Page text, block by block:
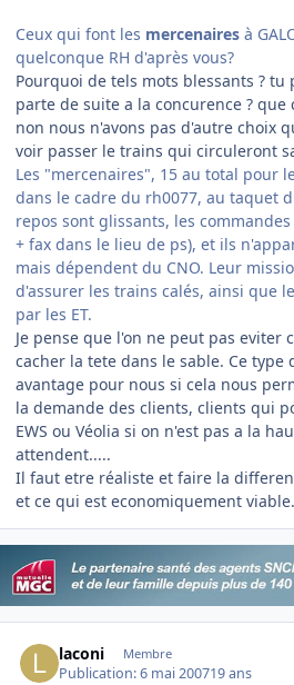
Ceux qui font les mercenaires à
quelconque RH d'après vous?
Pourquoi de tels mots blessants ?
parte de suite a la concurence ? que
non nous n'avons pas d'autre choix
voir passer le trains qui circuleront
Les "mercenaires", 15 au total pour
dans le cadre du rh0077, au taquet
repos sont glissants, les
+ fax dans le lieu de ps), et ils
mais dépendent du CNO. Leur
d'assurer les trains calés, ainsi que
par les ET.
Je pense que l'on ne peut pas eviter
cacher la tete dans le sable. Ce
avantage pour nous si cela nous
la demande des clients, clients qui
EWS ou Véolia si on n'est pas a la
attendent.....
Il faut etre réaliste et faire la
et ce qui est economiquement viable.
laconi Membre
Publication:6 mai 200719 ans